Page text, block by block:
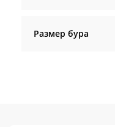
Размер бура